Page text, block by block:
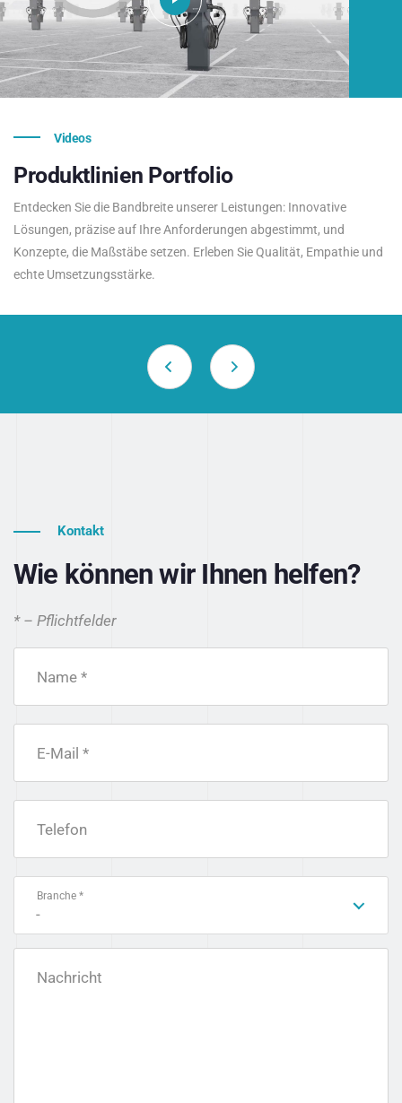
Videos
Produktlinien Portfolio
Entdecken Sie die Bandbreite unserer Leistungen: Innovative
Lösungen, präzise auf Ihre Anforderungen abgestimmt, und
Konzepte, die Maßstäbe setzen. Erleben Sie Qualität, Empathie und
echte Umsetzungsstärke.
Kontakt
Wie können wir Ihnen helfen?
* – Pflichtfelder
Name *
E-Mail *
Telefon
Branche *
-
Nachricht